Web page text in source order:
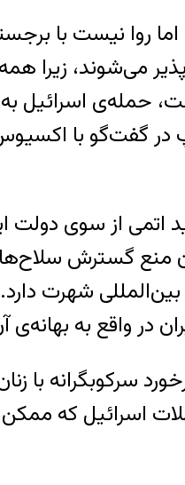
روا نیست با
می‌شوند‌، زیرا
حمله‌ی اسرائیل
در گفت‌گو با
اتمی از سوی
شهرت
در واقع به
سرکوبگرانه با
اسرائیل که